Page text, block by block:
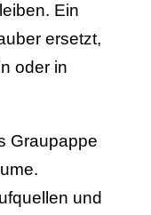
Ein
ersetzt,
oder in
Graupappe
und